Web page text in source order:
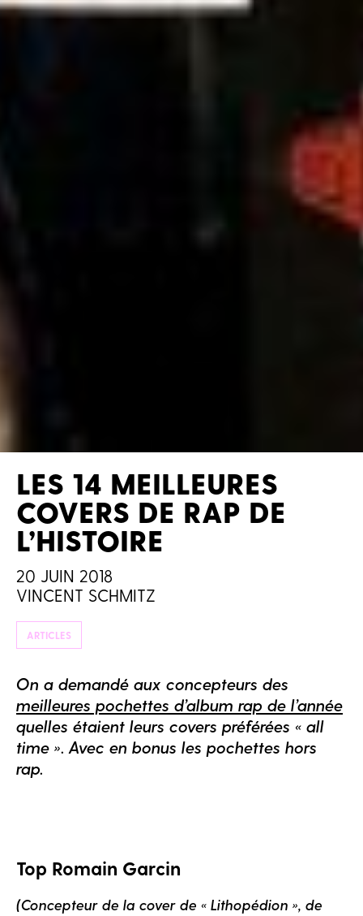
LES 14 MEILLEURES
COVERS DE RAP DE
L’HISTOIRE
20 JUIN 2018
VINCENT SCHMITZ
ARTICLES
On a demandé aux concepteurs des
meilleures pochettes d’album rap de l’année
quelles étaient leurs covers préférées « all
time ». Avec en bonus les pochettes hors
rap.
Top Romain Garcin
(Concepteur de la cover de « Lithopédion », de